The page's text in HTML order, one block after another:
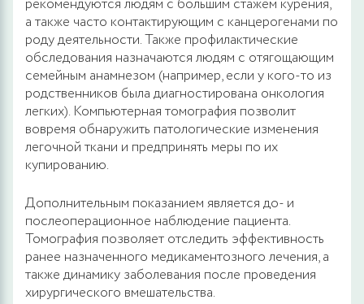
рекомендуются людям с большим стажем курения,
а также часто контактирующим с канцерогенами по
роду деятельности. Также профилактические
обследования назначаются людям с отягощающим
семейным анамнезом (например, если у кого-то из
родственников была диагностирована онкология
легких). Компьютерная томография позволит
вовремя обнаружить патологические изменения
легочной ткани и предпринять меры по их
купированию.
Дополнительным показанием является до- и
послеоперационное наблюдение пациента.
Томография позволяет отследить эффективность
ранее назначенного медикаментозного лечения, а
также динамику заболевания после проведения
хирургического вмешательства.